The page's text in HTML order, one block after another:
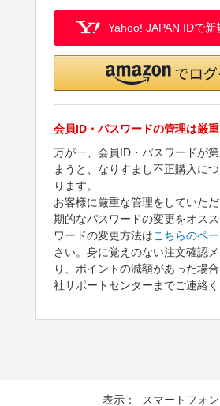
Yahoo! JAPAN IDで新
会員ID・パスワードの管理は厳
万が一、会員ID・パスワードが
まうと、なりすまし不正購入に
ります。
お客様に厳重な管理をしていた
期的なパスワードの変更をオス
ワードの変更方法はこちらのペ
さい。身に覚えのない注文確認
り、ポイントの減額があった場
社サポートセンターまでご連絡く
表示： スマートフォン